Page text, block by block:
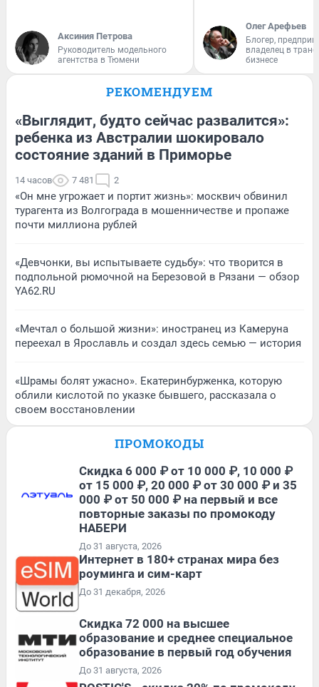
Аксиния Петрова
Руководитель модельного
агентства в Тюмени
Олег Арефьев
Блогер,
владелец в
бизнесе
РЕКОМЕНДУЕМ
«Выглядит, будто сейчас развалится»:
ребенка из Австралии шокировало
состояние зданий в Приморье
14 часов 7 481 2
«Он мне угрожает и портит жизнь»: москвич обвинил
турагента из Волгограда в мошенничестве и пропаже
почти миллиона рублей
«Девчонки, вы испытываете судьбу»: что творится в
подпольной рюмочной на Березовой в Рязани — обзор
YA62.RU
«Мечтал о большой жизни»: иностранец из Камеруна
переехал в Ярославль и создал здесь семью — история
«Шрамы болят ужасно». Екатеринбурженка, которую
облили кислотой по указке бывшего, рассказала о
своем восстановлении
ПРОМОКОДЫ
Скидка 6 000 ₽ от 10 000 ₽, 10 000 ₽
от 15 000 ₽, 20 000 ₽ от 30 000 ₽ и 35
000 ₽ от 50 000 ₽ на первый и все
повторные заказы по промокоду
НАБЕРИ
До 31 августа, 2026
Интернет в 180+ странах мира без
роуминга и сим-карт
До 31 декабря, 2026
Скидка 72 000 на высшее
образование и среднее специальное
образование в первый год обучения
До 31 августа, 2026